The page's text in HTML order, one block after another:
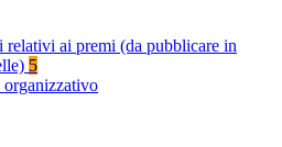
relativi ai premi (da pubblicare in
5
organizzativo